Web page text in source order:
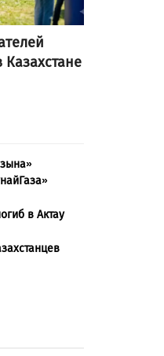
в Актау